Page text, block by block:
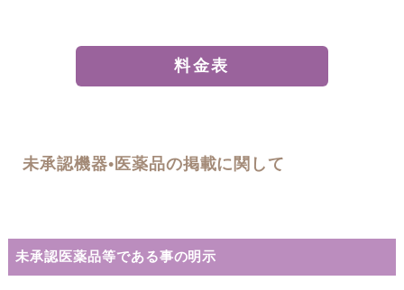
料金表
未承認機器•医薬品の掲載に関して
未承認医薬品等である事の明⽰